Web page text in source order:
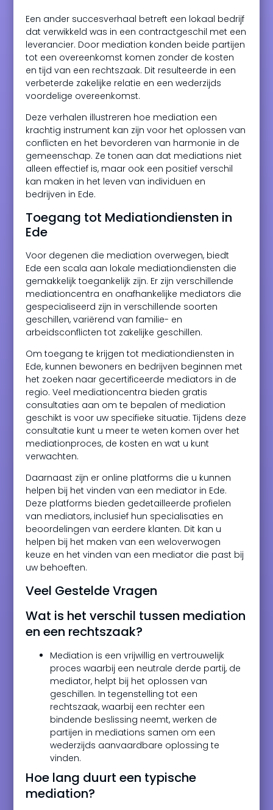
Een ander succesverhaal betreft een lokaal bedrijf
dat verwikkeld was in een contractgeschil met een
leverancier. Door mediation konden beide partijen
tot een overeenkomst komen zonder de kosten
en tijd van een rechtszaak. Dit resulteerde in een
verbeterde zakelijke relatie en een wederzijds
voordelige overeenkomst.
Deze verhalen illustreren hoe mediation een
krachtig instrument kan zijn voor het oplossen van
conflicten en het bevorderen van harmonie in de
gemeenschap. Ze tonen aan dat mediations niet
alleen effectief is, maar ook een positief verschil
kan maken in het leven van individuen en
bedrijven in Ede.
Toegang tot Mediationdiensten in
Ede
Voor degenen die mediation overwegen, biedt
Ede een scala aan lokale mediationdiensten die
gemakkelijk toegankelijk zijn. Er zijn verschillende
mediationcentra en onafhankelijke mediators die
gespecialiseerd zijn in verschillende soorten
geschillen, variërend van familie- en
arbeidsconflicten tot zakelijke geschillen.
Om toegang te krijgen tot mediationdiensten in
Ede, kunnen bewoners en bedrijven beginnen met
het zoeken naar gecertificeerde mediators in de
regio. Veel mediationcentra bieden gratis
consultaties aan om te bepalen of mediation
geschikt is voor uw specifieke situatie. Tijdens deze
consultatie kunt u meer te weten komen over het
mediationproces, de kosten en wat u kunt
verwachten.
Daarnaast zijn er online platforms die u kunnen
helpen bij het vinden van een mediator in Ede.
Deze platforms bieden gedetailleerde profielen
van mediators, inclusief hun specialisaties en
beoordelingen van eerdere klanten. Dit kan u
helpen bij het maken van een weloverwogen
keuze en het vinden van een mediator die past bij
uw behoeften.
Veel Gestelde Vragen
Wat is het verschil tussen mediation
en een rechtszaak?
Mediation is een vrijwillig en vertrouwelijk
proces waarbij een neutrale derde partij, de
mediator, helpt bij het oplossen van
geschillen. In tegenstelling tot een
rechtszaak, waarbij een rechter een
bindende beslissing neemt, werken de
partijen in mediations samen om een
wederzijds aanvaardbare oplossing te
vinden.
Hoe lang duurt een typische
mediation?